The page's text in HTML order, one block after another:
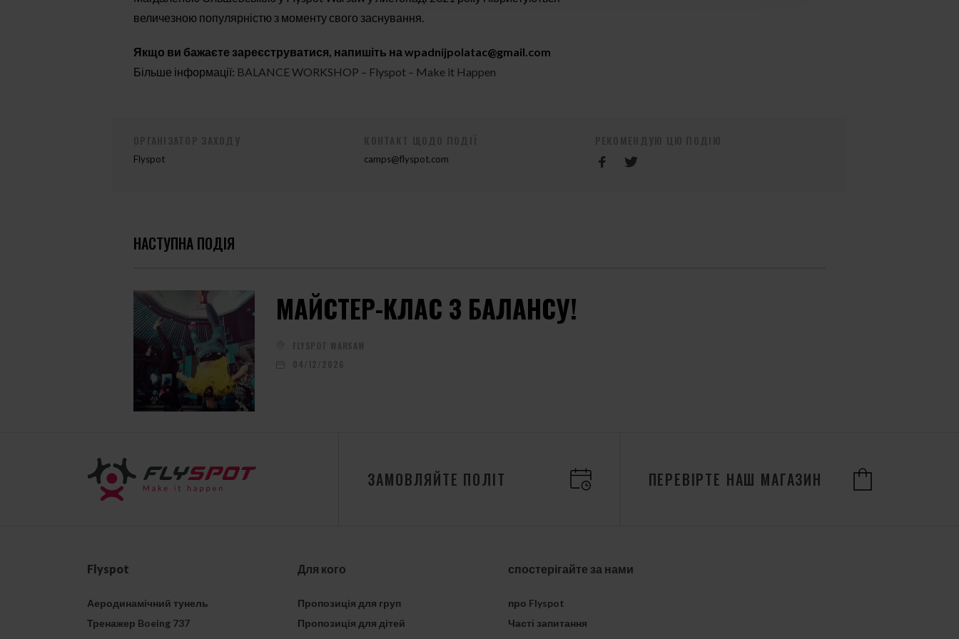
величезною популярністю з моменту свого заснування.
Якщо ви бажаєте зареєструватися, напишіть наwpadnijpolatac@gmail.com
Більше інформації: BALANCE WORKSHOP – Flyspot – Make it Happen
Flyspot camps@flyspot.com
НАСТУПНА ПОДІЯ
МАЙСТЕР-КЛАС З БАЛАНСУ!
FLYSPOT WARSAW
04/12/2026
ЗАМОВЛЯЙТЕ ПОЛІТ ПЕРЕВІРТЕ НАШ МАГАЗИН
Flyspot
Аеродинамічний тунель
Тренажер Boeing 737
Для кого
Пропозиція для груп
Пропозиція для дітей
спостерігайте за нами
про Flyspot
Часті запитання